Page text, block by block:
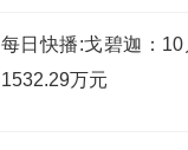
每日快播:戈碧迦：
1532.29万元